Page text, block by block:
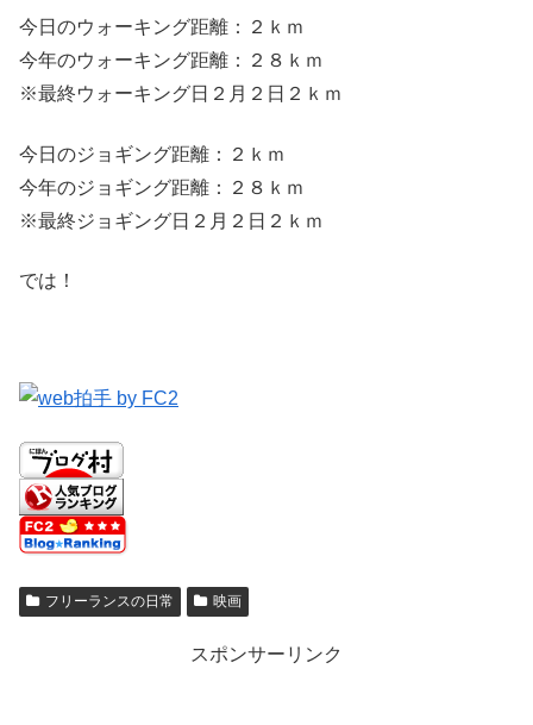
今日のウォーキング距離：２ｋｍ
今年のウォーキング距離：２８ｋｍ
※最終ウォーキング日２月２日２ｋｍ
今日のジョギング距離：２ｋｍ
今年のジョギング距離：２８ｋｍ
※最終ジョギング日２月２日２ｋｍ
では！
フリーランスの日常 映画
スポンサーリンク